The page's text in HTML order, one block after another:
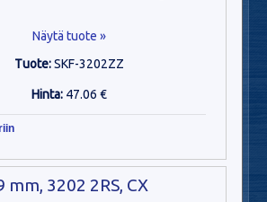
Näytä tuote »
Tuote:SKF-3202ZZ
Hinta: 47.06 €
mm, 3202 2RS, CX